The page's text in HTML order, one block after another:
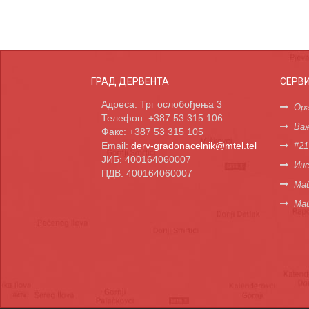
ГРАД ДЕРВЕНТА
Адреса: Трг ослобођења 3
Телефон: +387 53 315 106
Факс: +387 53 315 105
Email: derv-gradonacelnik@mtel.tel
ЈИБ: 400164060007
ПДВ: 400164060007